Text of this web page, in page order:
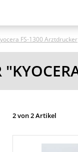
FS-1300 Arztdrucker
2 von 2 Artikel